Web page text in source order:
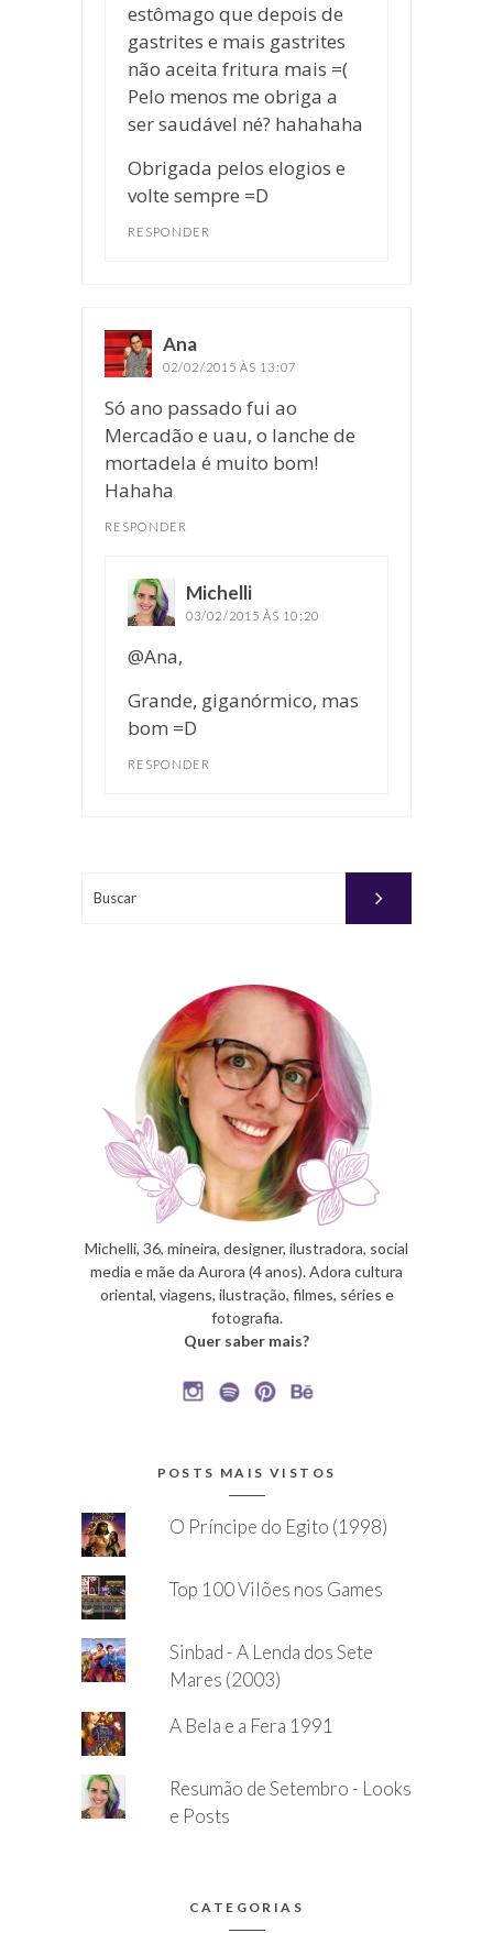
estômago que depois de
gastrites e mais gastrites
não aceita fritura mais =(
Pelo menos me obriga a
ser saudável né? hahahaha
Obrigada pelos elogios e
volte sempre =D
RESPONDER
Ana
02/02/2015 ÀS 13:07
Só ano passado fui ao
Mercadão e uau, o lanche de
mortadela é muito bom!
Hahaha
RESPONDER
Michelli
03/02/2015 ÀS 10:20
@Ana,
Grande, giganórmico, mas
bom =D
RESPONDER
Michelli, 36, mineira, designer, ilustradora, social
media e mãe da Aurora (4 anos). Adora cultura
oriental, viagens, ilustração, filmes, séries e
fotografia.
Quer saber mais?
POSTS MAIS VISTOS
O Príncipe do Egito (1998)
Top 100 Vilões nos Games
Sinbad - A Lenda dos Sete
Mares (2003)
A Bela e a Fera 1991
Resumão de Setembro - Looks
e Posts
CATEGORIAS